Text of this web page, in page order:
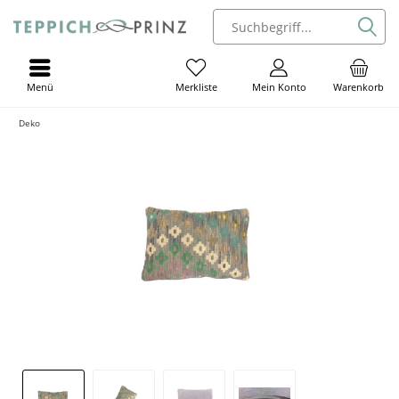
Warenkorb
Mein Konto
Merkliste
Menü
Deko